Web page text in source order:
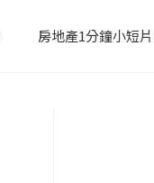
房地產1分鐘小短片